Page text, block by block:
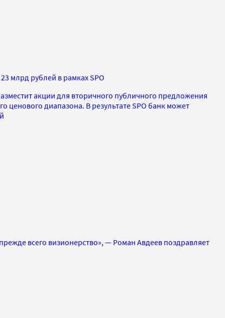
млрд рублей в рамках SPO
акции для вторичного публичного предложения
ценового диапазона. В результате SPO банк может
всего визионерство», — Роман Авдеев поздравляет